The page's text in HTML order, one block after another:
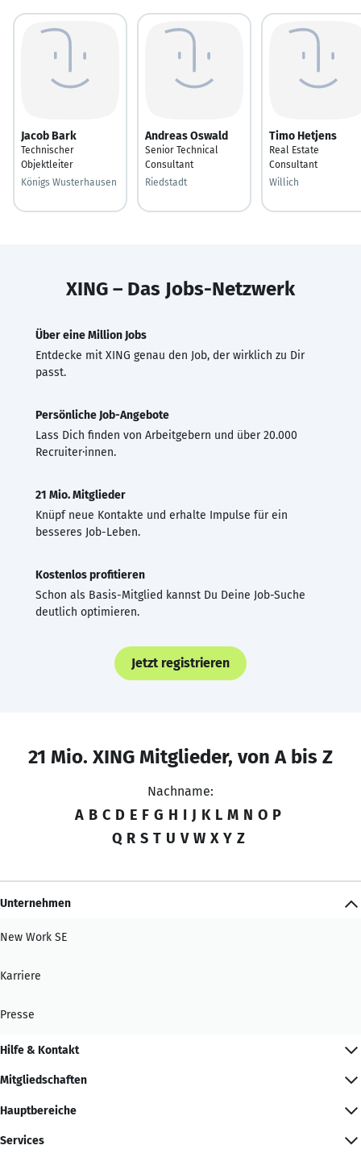
Jacob Bark
Technischer
Objektleiter
Königs Wusterhausen
Andreas Oswald
Senior Technical
Consultant
Riedstadt
Timo Hetjens
Real Estate
Consultant
Willich
XING – Das Jobs-Netzwerk
Über eine Million Jobs
Entdecke mit XING genau den Job, der wirklich zu Dir
passt.
Persönliche Job-Angebote
Lass Dich finden von Arbeitgebern und über 20.000
Recruiter·innen.
21 Mio. Mitglieder
Knüpf neue Kontakte und erhalte Impulse für ein
besseres Job-Leben.
Kostenlos profitieren
Schon als Basis-Mitglied kannst Du Deine Job-Suche
deutlich optimieren.
Jetzt registrieren
21 Mio. XING Mitglieder, von A bis Z
Nachname:
A B C D E F G H I J K L M N O P
Q R S T U V W X Y Z
Unternehmen
New Work SE
Karriere
Presse
Hilfe & Kontakt
Mitgliedschaften
Hauptbereiche
Services